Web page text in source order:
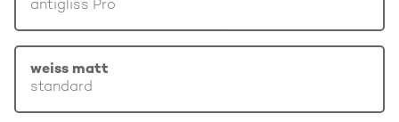
antigliss Pro
weiss matt
standard